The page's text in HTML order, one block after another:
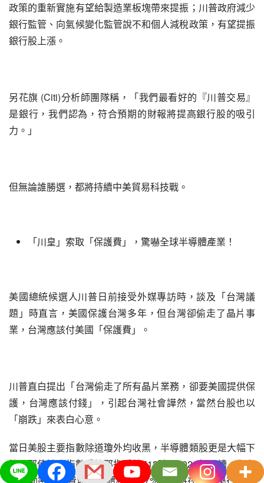
政策的重新實施有望給製造業板塊帶來提振；川普政府減少
銀行監管、向氣候變化監管說不和個人減稅政策，有望提振
銀行股上漲。
另花旗 (Citi)分析師團隊稱，「我們最看好的『川普交易』
是銀行，我們認為，符合預期的財報將提高銀行股的吸引
力。」
但無論誰勝選，都將持續中美貿易科技戰。
「川皇」索取「保護費」，驚嚇全球半導體產業！
美國總統候選人川普日前接受外媒專訪時，談及「台灣議
題」時直言，美國保護台灣多年，但台灣卻偷走了晶片事
業，台灣應該付美國「保護費」。
川普直白提出「台灣偷走了所有晶片業務，卻要美國提供保
護，台灣應該付錢」，引起台灣社會譁然，當然台股也以
「崩跌」來表白心意。
當日美股主要指數除道瓊外均收黑，半導體類股更是大幅下
挫，那使達克指數重挫那指重挫512點，2024年最糟，與台